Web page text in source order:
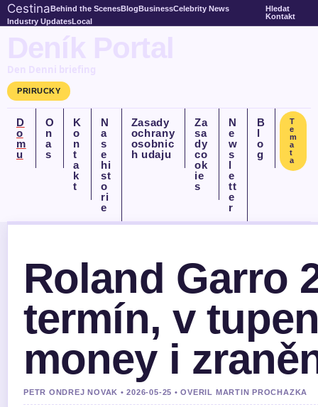
CestinaBehind the ScenesBlogBusinessCelebrity News
Industry UpdatesLocal
Hledat
Kontakt
Deník Portal
Den Denni briefing
PRIRUCKY
D
o
m
u
O
n
a
s
K
o
n
t
a
k
t
N
a
s
e
hi
st
o
ri
e
Zasady
ochrany
osobnic
h udaju
Za
sa
dy
co
ok
ie
s
N
e
w
s
l
e
tt
e
r
B
l
o
g
T
e
m
a
t
a
Roland Garro
termín, v
money i
PETR ONDREJ NOVAK • 2026-05-25 • OVERIL MARTIN PROCHAZKA